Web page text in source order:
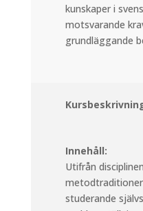
kunskaper i
motsvarande
grundläggande
Innehåll:
Utifrån
studerande